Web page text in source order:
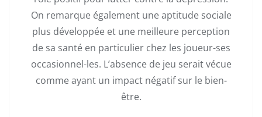
On remarque également une aptitude sociale
plus développée et une meilleure perception
de sa santé en particulier chez les joueur-ses
occasionnel-les. L’absence de jeu serait vécue
comme ayant un impact négatif sur le bien-
être.